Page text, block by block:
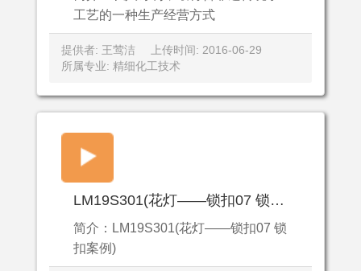
工艺的一种生产经营方式
提供者: 王莺洁
上传时间: 2016-06-29
所属专业: 精细化工技术
LM19S301(花灯——锁扣07 锁扣案例)
简介：LM19S301(花灯——锁扣07 锁
扣案例)